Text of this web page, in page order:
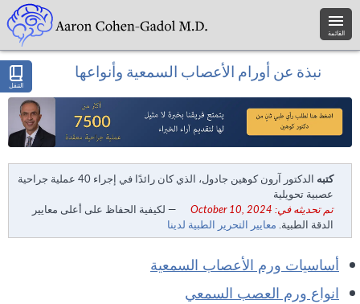
القائمة
التنقل
نبذة عن أورام الأعصاب السمعية وأنواعها
كتبه
الدكتور آرون كوهين جادول، الذي كان رائدًا في إجراء 40 عملية جراحية
عصبية تحويلية
تم تحديثه في: October 10, 2024
— لكيفية الحفاظ على أعلى معايير
الدقة الطبية. معايير التحرير الطبية لدينا
أساسيات ورم الأعصاب السمعية
انواع ورم العصب السمعي